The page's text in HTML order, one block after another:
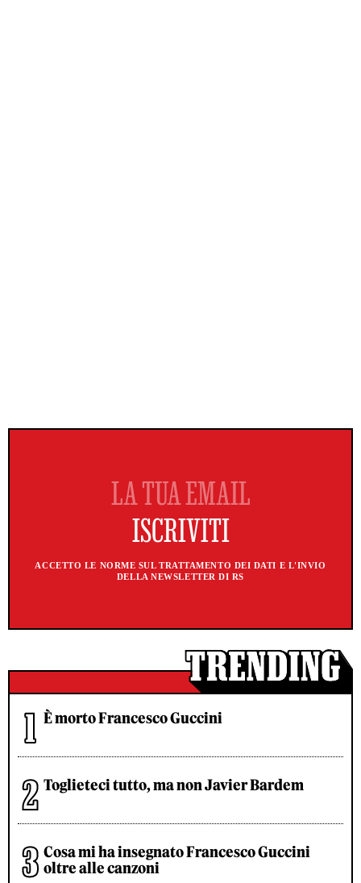
ACCETTO LE NORME SUL TRATTAMENTO DEI DATI E L'INVIO
DELLA NEWSLETTER DI RS
È morto Francesco Guccini
Toglieteci tutto, ma non Javier Bardem
Cosa mi ha insegnato Francesco Guccini
oltre alle canzoni